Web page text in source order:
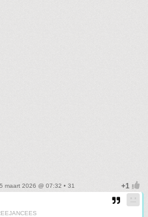
maart 2026 @ 07:32 • 31